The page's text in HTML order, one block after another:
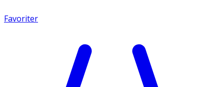
Favoriter